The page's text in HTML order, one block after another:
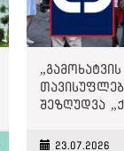
„გამოხატვის
შეზღუდვა
23.07.2026